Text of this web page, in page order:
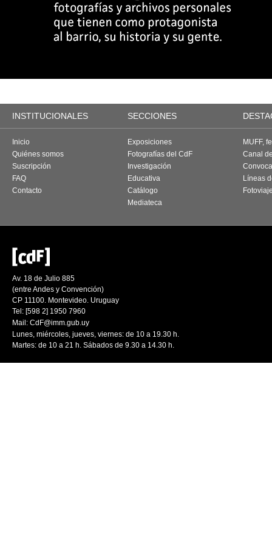
INSTITUCIONALES SECCIONES
Inicio
Quiénes somos
Suscripción
FAQ
Contacto
Exposiciones
Fotografías del CdF
Investigación
Educativa
Catálogo
Mediateca
MUFF,
Canal
Líneas
Av. 18 de Julio 885
(entre Andes y Convención)
CP 11100. Montevideo. Uruguay
Tel: [598 2] 1950 7960
Mail: CdF@imm.gub.uy
Lunes, miércoles, jueves, viernes: de 10 a 19.30 h.
Martes: de 10 a 21 h. Sábados de 9.30 a 14.30 h.